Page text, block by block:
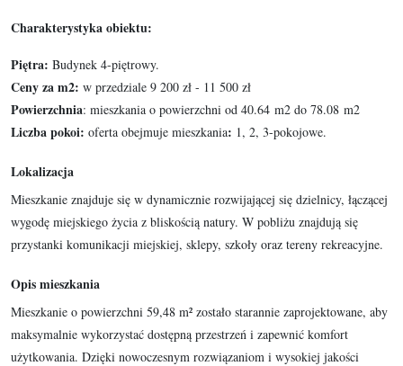
Charakterystyka obiektu:
Piętra: Budynek 4-piętrowy.
Ceny za m2: w przedziale 9 200 zł - 11 500 zł
Powierzchnia: mieszkania o powierzchni od 40.64 m2 do 78.08 m2
Liczba pokoi: oferta obejmuje mieszkania: 1, 2, 3-pokojowe.
Lokalizacja
Mieszkanie znajduje się w dynamicznie rozwijającej się dzielnicy, łączącej
wygodę miejskiego życia z bliskością natury. W pobliżu znajdują się
przystanki komunikacji miejskiej, sklepy, szkoły oraz tereny rekreacyjne.
Opis mieszkania
Mieszkanie o powierzchni 59,48 m² zostało starannie zaprojektowane, aby
maksymalnie wykorzystać dostępną przestrzeń i zapewnić komfort
użytkowania. Dzięki nowoczesnym rozwiązaniom i wysokiej jakości